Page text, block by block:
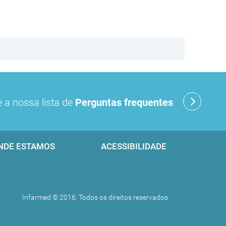
a nossa lista de Perguntas frequentes
ESTAMOS ACESSIBILIDADE
Infarmed © 2016. Todos os direitos reservados